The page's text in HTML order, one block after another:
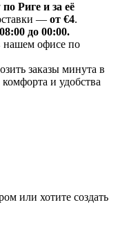
по Риге и за её
— от €4.
до 00:00.
нашем офисе по
заказы минута в
и удобства
или хотите создать